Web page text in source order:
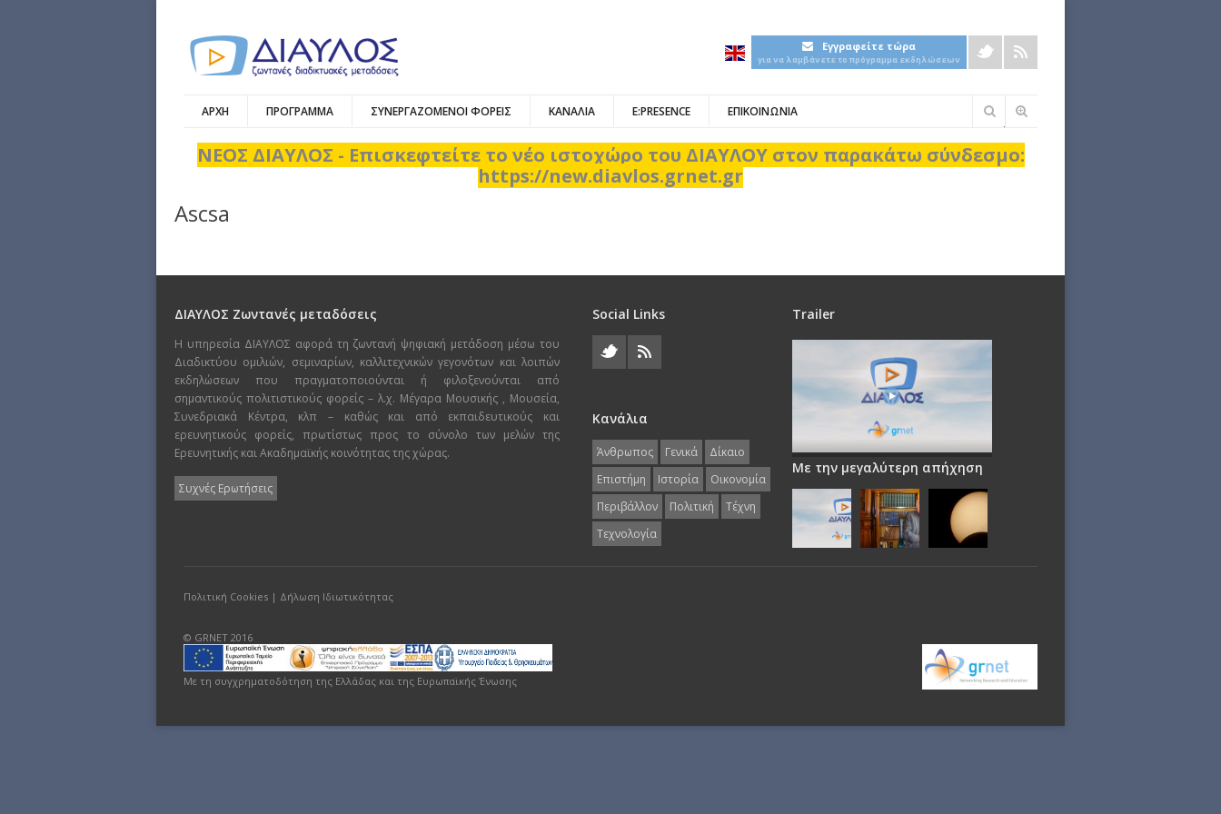
Εγγραφείτε τώρα
για να λαμβάνετε το πρόγραμμα εκδηλώσεων
ΑΡΧΗ ΠΡΟΓΡΑΜΜΑ ΣΥΝΕΡΓΑΖΟΜΕΝΟΙ ΦΟΡΕΙΣ ΚΑΝΑΛΙΑ E:PRESENCE ΕΠΙΚΟΙΝΩΝΙΑ
Φόρμα
αναζήτησης
ΝΕΟΣ ΔΙΑΥΛΟΣ - Επισκεφτείτε το νέο ιστοχώρο του ΔΙΑΥΛΟΥ στον παρακάτω σύνδεσμο:
https://new.diavlos.grnet.gr
Ascsa
ΔΙΑΥΛΟΣ Ζωντανές μεταδόσεις
Η υπηρεσία ΔΙΑΥΛΟΣ αφορά τη ζωντανή ψηφιακή μετάδοση μέσω του
Διαδικτύου ομιλιών, σεμιναρίων, καλλιτεχνικών γεγονότων και λοιπών
εκδηλώσεων που πραγματοποιούνται ή φιλοξενούνται από
σημαντικούς πολιτιστικούς φορείς – λ.χ. Μέγαρα Μουσικής , Μουσεία,
Συνεδριακά Κέντρα, κλπ – καθώς και από εκπαιδευτικούς και
ερευνητικούς φορείς, πρωτίστως προς το σύνολο των μελών της
Ερευνητικής και Ακαδημαϊκής κοινότητας της χώρας.
Συχνές Ερωτήσεις
Social Links
Κανάλια
Άνθρωπος Γενικά
Δίκαιο
Επιστήμη
Ιστορία
Οικονομία
Περιβάλλον
Πολιτική
Τέχνη
Τεχνολογία
Trailer
Με την μεγαλύτερη απήχηση
Πολιτική Cookies | Δήλωση Ιδιωτικότητας
© GRNET 2016
Με τη συγχρηματοδότηση της Ελλάδας και της Ευρωπαϊκής Ένωσης